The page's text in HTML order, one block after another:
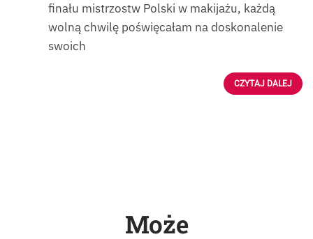
finału mistrzostw Polski w makijażu, każdą
wolną chwilę poświęcałam na doskonalenie
swoich
CZYTAJ DALEJ
Może